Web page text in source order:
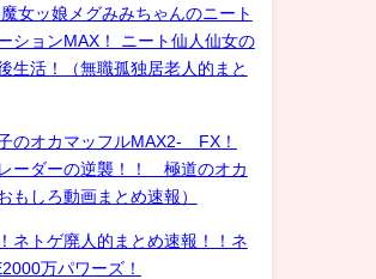
女ッ娘メグみみちゃんのニート
ションMAX！ ニート仙人仙女の
生活！（無職孤独居老人的まと
のオカマッフルMAX2- FX！
ーダーの逆襲！！ 極道のオカ
もしろ動画まとめ速報）
ネトゲ廃人的まとめ速報！！ネ
万パワーズ！